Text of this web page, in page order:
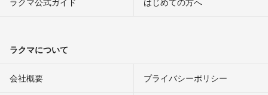
ラクマについて
会社概要 プライバシーポリシー